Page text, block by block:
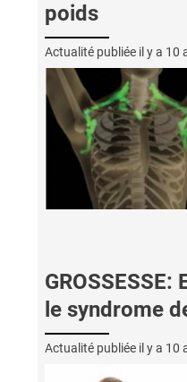
poids
Actualité publiée il y a 10
le syndrome
Actualité publiée il y a 10